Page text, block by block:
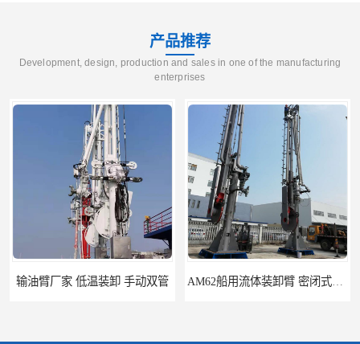
产品推荐
Development, design, production and sales in one of the manufacturing
enterprises
输油臂厂家 低温装卸 手动双管